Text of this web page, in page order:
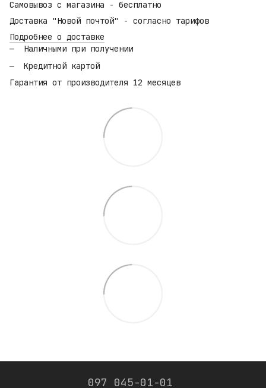
Самовывоз с магазина - бесплатно
Доставка "Новой почтой" - согласно тарифов
Подробнее о доставке
Наличными при получении
Кредитной картой
Гарантия от производителя 12 месяцев
097 045-01-01